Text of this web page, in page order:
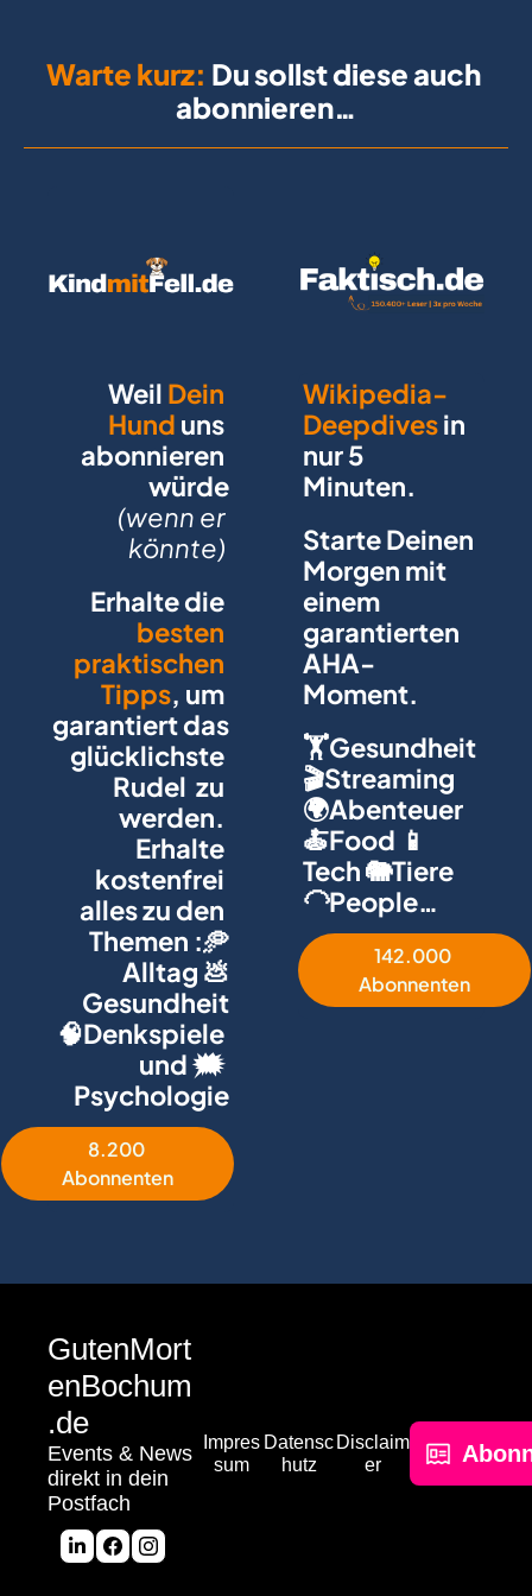
Warte kurz: Du sollst diese auch
abonnieren…
Weil Dein
Hund uns
abonnieren
würde
(wenn er
könnte)
besten
praktischen
Tipps, um
garantiert das
glücklichste
Rudel  zu
werden.
Erhalte
kostenfrei
alles zu den
Themen :🥏
Alltag 💩
Gesundheit
🧠Denkspiele
und 🗯
Psychologie
8.200
Abonnenten
Wikipedia-
Deepdives in
nur 5
Minuten.
Starte Deinen
Morgen mit
einem
garantierten
AHA-
Moment.
🏋️Gesundheit
🎬Streaming
🌍Abenteuer
🍝Food 📱
Tech 🐘Tiere
🦲People…
142.000
Abonnenten
GutenMort
enBochum
.de
Events & News
direkt in dein
Postfach
Impres
sum
Datensc
hutz
Disclaim
er